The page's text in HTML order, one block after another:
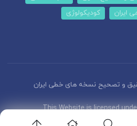
ایران
کودیکولوژی
و تصحیح نسخه های خطی ایران
This Website is licensed
Attribution 4.0